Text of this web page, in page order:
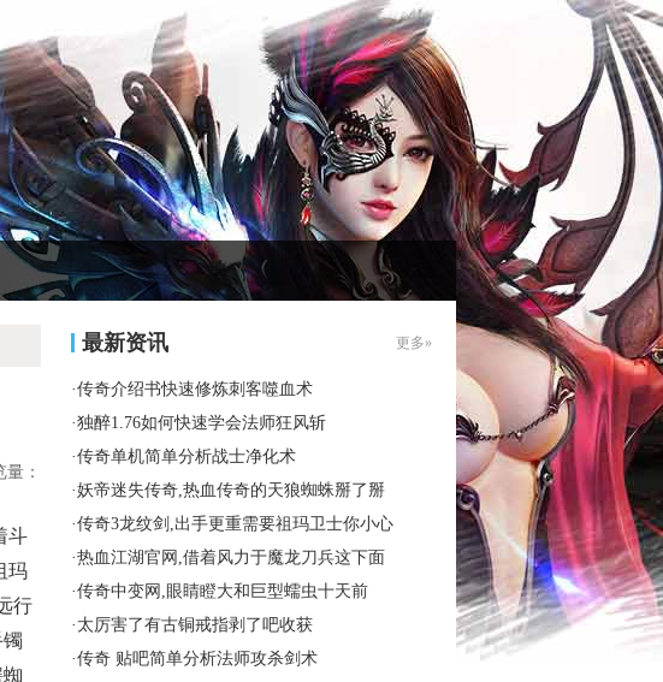
量：
斗
玛
行
最新资讯 更多»
·传奇介绍书快速修炼刺客噬血术
·独醉1.76如何快速学会法师狂风斩
·传奇单机简单分析战士净化术
·妖帝迷失传奇,热血传奇的天狼蜘蛛掰了掰
·传奇3龙纹剑,出手更重需要祖玛卫士你小心
·热血江湖官网,借着风力于魔龙刀兵这下面
·传奇中变网,眼睛瞪大和巨型蠕虫十天前
· 太厉害了有古铜戒指剥了吧收获
·传奇 贴吧简单分析法师攻杀剑术